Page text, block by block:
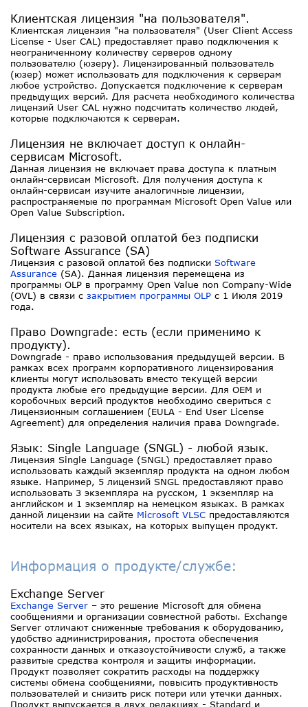
Клиентская лицензия "на пользователя".
Клиентская лицензия "на пользователя" (User Client Access
License - User CAL) предоставляет право подключения к
неограниченному количеству серверов одному
пользователю (юзеру). Лицензированный пользователь
(юзер) может использовать для подключения к серверам
любое устройство. Допускается подключение к серверам
предыдущих версий. Для расчета необходимого количества
лицензий User CAL нужно подсчитать количество людей,
которые подключаются к серверам.
Лицензия не включает доступ к онлайн-
сервисам Microsoft.
Данная лицензия не включает права доступа к платным
онлайн-сервисам Microsoft. Для получения доступа к
онлайн-сервисам изучите аналогичные лицензии,
распространяемые по программам Microsoft Open Value или
Open Value Subscription.
Лицензия с разовой оплатой без подписки
Software Assurance (SA)
Лицензия с разовой оплатой без подписки Software
Assurance (SA). Данная лицензия перемещена из
программы OLP в программу Open Value non Company-Wide
(OVL) в связи с закрытием программы OLP с 1 Июля 2019
года.
Право Downgrade: есть (если применимо к
продукту).
Downgrade - право использования предыдущей версии. В
рамках всех программ корпоративного лицензирования
клиенты могут использовать вместо текущей версии
продукта любые его предыдущие версии. Для OEM и
коробочных версий продуктов необходимо свериться с
Лицензионным соглашением (EULA - End User License
Agreement) для определения наличия права Downgrade.
Язык: Single Language (SNGL) - любой язык.
Лицензия Single Language (SNGL) предоставляет право
использовать каждый экземпляр продукта на одном любом
языке. Например, 5 лицензий SNGL предоставляют право
использовать 3 экземпляра на русском, 1 экземпляр на
английском и 1 экземпляр на немецком языках. В рамках
данной лицензии на сайте Microsoft VLSC предоставляются
носители на всех языках, на которых выпущен продукт.
Информация о продукте/службе:
Exchange Server
Exchange Server – это решениe Microsoft для обмена
сообщениями и организации совместной работы. Exchange
Server отличают сниженные требования к оборудованию,
удобство администрирования, простота обеспечения
сохранности данных и отказоустойчивости служб, а также
развитые средства контроля и защиты информации.
Продукт позволяет сократить расходы на поддержку
системы обмена сообщениями, повысить продуктивность
пользователей и снизить риск потери или утечки данных.
Продукт выпускается в двух редакциях - Standard и